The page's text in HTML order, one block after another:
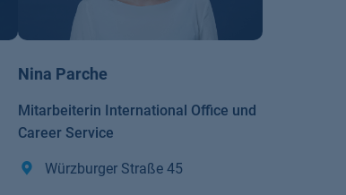
Nina Parche
Mitarbeiterin International Office und
Career Service
Würzburger Straße 45